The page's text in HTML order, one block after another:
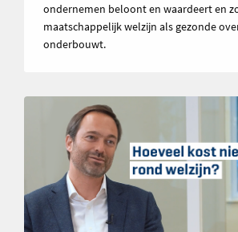
ondernemen beloont en waardeert en
maatschappelijk welzijn als gezonde
onderbouwt.